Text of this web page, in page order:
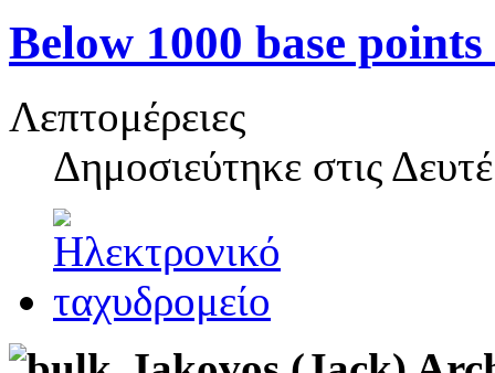
Below 1000 base
Λεπτομέρειες
Δημοσιεύτηκε στις